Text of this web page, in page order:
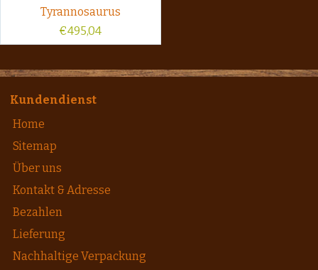
Tyrannosaurus
€495,04
Kundendienst
Home
Sitemap
Über uns
Kontakt & Adresse
Bezahlen
Lieferung
Nachhaltige Verpackung